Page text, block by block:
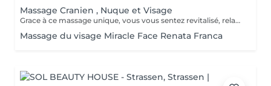
Massage Cranien , Nuque et Visage
Grace à ce massage unique, vous vous sentez revitalisé, relaxé et apaisé (avec ou sans utilisation de produit)
Massage du visage Miracle Face Renata Franca